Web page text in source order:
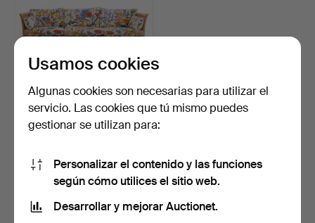
Stockholm
ARNE NORELL. Sofá,
"Rotang", Norell möbler…
422 USD
Suscribir búsqueda
Usamos cookies
Algunas cookies son necesarias para utilizar el
servicio. Las cookies que tú mismo puedes
gestionar se utilizan para:
Personalizar el contenido y las funciones
según cómo utilices el sitio web.
Desarrollar y mejorar Auctionet.